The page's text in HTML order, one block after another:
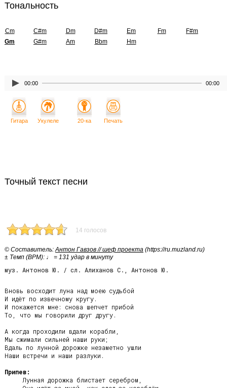
Тональность
Cm C#m Dm D#m Em Fm
F#m
Gm
G#m Am Bbm Hm
00:00 00:00
Точный текст песни
14 голосов
© Cоставитель:Антон Гавзов // шеф проекта (https://ru.muzland.ru)
± Темп (BPM): ♩ = 131 удар в минуту
муз. Антонов Ю. / сл. Алиханов С., Антонов Ю.
Вновь восходит луна над моею судьбой
И идёт по извечному кругу.
И покажется мне: снова шепчет прибой
То, что мы говорили друг другу.
А когда проходили вдали корабли,
Мы сжимали сильней наши руки;
Вдаль по лунной дорожке незаметно ушли
Наши встречи и наши разлуки.
Припев:
Гитара Укулеле 20-ка Печать